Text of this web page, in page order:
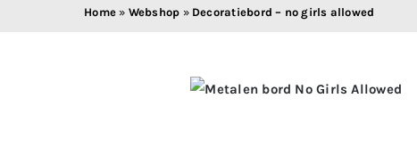
Home » Webshop » Decoratiebord – no girls allowed